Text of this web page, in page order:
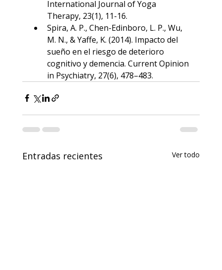
International Journal of Yoga
Therapy, 23(1), 11-16.
Spira, A. P., Chen-Edinboro, L. P., Wu,
M. N., & Yaffe, K. (2014). Impacto del
sueño en el riesgo de deterioro
cognitivo y demencia. Current Opinion
in Psychiatry, 27(6), 478–483.
Entradas recientes Ver todo